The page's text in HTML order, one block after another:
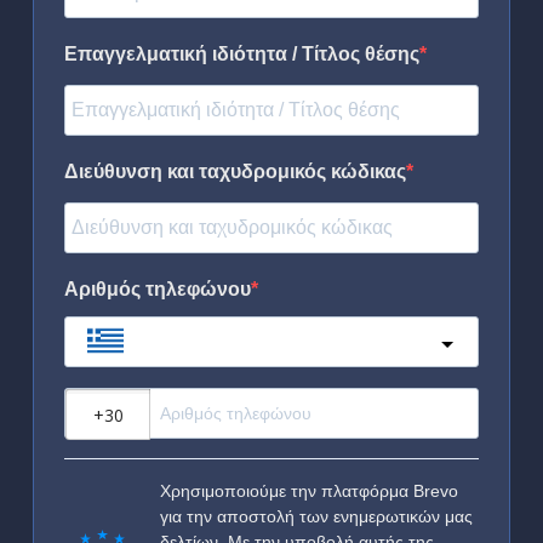
Επαγγελματική ιδιότητα / Τίτλος θέσης
Διεύθυνση και ταχυδρομικός κώδικας
Αριθμός τηλεφώνου
Χρησιμοποιούμε την πλατφόρμα Brevo
για την αποστολή των ενημερωτικών μας